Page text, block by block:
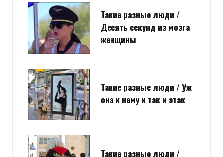
Такие разные люди /
Десять секунд из мозга
женщины
Такие разные люди / Уж
она к нему и так и этак
Такие разные люди /